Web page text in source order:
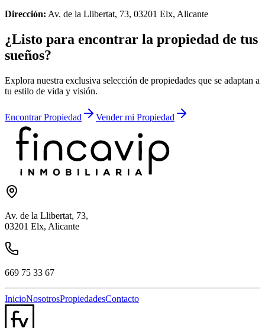
Dirección: Av. de la Llibertat, 73, 03201 Elx, Alicante
¿Listo para encontrar la propiedad de tus
sueños?
Explora nuestra exclusiva selección de propiedades que se adaptan a
tu estilo de vida y visión.
Encontrar Propiedad Vender mi Propiedad
Av. de la Llibertat, 73,
03201 Elx, Alicante
669 75 33 67
InicioNosotrosPropiedadesContacto